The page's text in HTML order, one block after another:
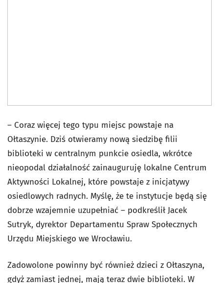
– Coraz więcej tego typu miejsc powstaje na
Ołtaszynie. Dziś otwieramy nową siedzibę filii
biblioteki w centralnym punkcie osiedla, wkrótce
nieopodal działalność zainauguruję lokalne Centrum
Aktywności Lokalnej, które powstaje z inicjatywy
osiedlowych radnych. Myślę, że te instytucje będą się
dobrze wzajemnie uzupełniać – podkreślił Jacek
Sutryk, dyrektor Departamentu Spraw Społecznych
Urzędu Miejskiego we Wrocławiu.
Zadowolone powinny być również dzieci z Ołtaszyna,
gdyż zamiast jednej, mają teraz dwie biblioteki. W